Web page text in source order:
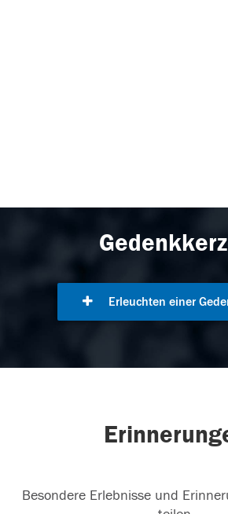
Erleuchten einer
Besondere Erlebnisse und